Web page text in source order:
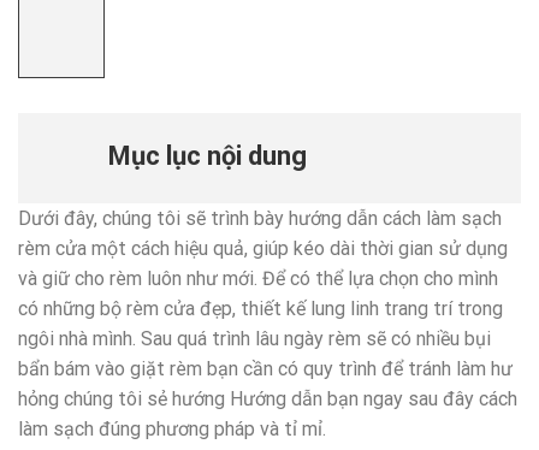
Mục lục nội dung
Dưới đây, chúng tôi sẽ trình bày hướng dẫn cách làm sạch
rèm cửa một cách hiệu quả, giúp kéo dài thời gian sử dụng
và giữ cho rèm luôn như mới. Để có thể lựa chọn cho mình
có những bộ rèm cửa đẹp, thiết kế lung linh trang trí trong
ngôi nhà mình. Sau quá trình lâu ngày rèm sẽ có nhiều bụi
bẩn bám vào giặt rèm bạn cần có quy trình để tránh làm hư
hỏng chúng tôi sẻ hướng Hướng dẫn bạn ngay sau đây cách
làm sạch đúng phương pháp và tỉ mỉ.